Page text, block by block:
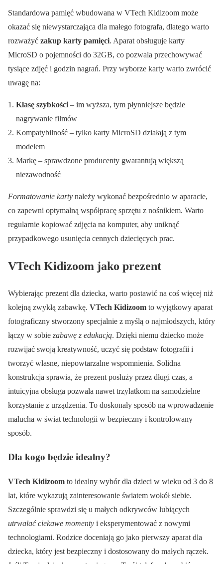
Standardowa pamięć wbudowana w VTech Kidizoom może
okazać się niewystarczająca dla małego fotografa, dlatego warto
rozważyć zakup karty pamięci. Aparat obsługuje karty
MicroSD o pojemności do 32GB, co pozwala przechowywać
tysiące zdjęć i godzin nagrań. Przy wyborze karty warto zwrócić
uwagę na:
Klasę szybkości – im wyższa, tym płynniejsze będzie
nagrywanie filmów
Kompatybilność – tylko karty MicroSD działają z tym
modelem
Markę – sprawdzone producenty gwarantują większą
niezawodność
Formatowanie karty należy wykonać bezpośrednio w aparacie,
co zapewni optymalną współpracę sprzętu z nośnikiem. Warto
regularnie kopiować zdjęcia na komputer, aby uniknąć
przypadkowego usunięcia cennych dziecięcych prac.
VTech Kidizoom jako prezent
Wybierając prezent dla dziecka, warto postawić na coś więcej niż
kolejną zwykłą zabawkę. VTech Kidizoom to wyjątkowy aparat
fotograficzny stworzony specjalnie z myślą o najmłodszych, który
łączy w sobie zabawę z edukacją. Dzięki niemu dziecko może
rozwijać swoją kreatywność, uczyć się podstaw fotografii i
tworzyć własne, niepowtarzalne wspomnienia. Solidna
konstrukcja sprawia, że prezent posłuży przez długi czas, a
intuicyjna obsługa pozwala nawet trzylatkom na samodzielne
korzystanie z urządzenia. To doskonały sposób na wprowadzenie
malucha w świat technologii w bezpieczny i kontrolowany
sposób.
Dla kogo będzie idealny?
VTech Kidizoom to idealny wybór dla dzieci w wieku od 3 do 8
lat, które wykazują zainteresowanie światem wokół siebie.
Szczególnie sprawdzi się u małych odkrywców lubiących
utrwalać ciekawe momenty i eksperymentować z nowymi
technologiami. Rodzice doceniają go jako pierwszy aparat dla
dziecka, który jest bezpieczny i dostosowany do małych rączek.